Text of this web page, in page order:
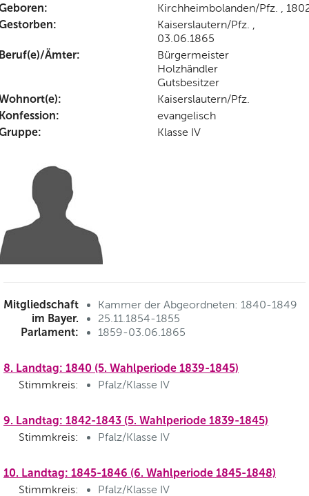
Kirchheimbolanden/Pfz. ,
Kaiserslautern/Pfz. ,
03.06.1865
Ämter:
Bürgermeister
Holzhändler
Gutsbesitzer
Kaiserslautern/Pfz.
evangelisch
Klasse IV
Mitgliedschaft
im Bayer.
Parlament:
Kammer der Abgeordneten: 1840-1849
25.11.1854-1855
1859-03.06.1865
8. Landtag: 1840 (5. Wahlperiode 1839-1845)
Stimmkreis: Pfalz/Klasse IV
9. Landtag: 1842-1843 (5. Wahlperiode 1839-1845)
Stimmkreis: Pfalz/Klasse IV
10. Landtag: 1845-1846 (6. Wahlperiode 1845-1848)
Stimmkreis: Pfalz/Klasse IV